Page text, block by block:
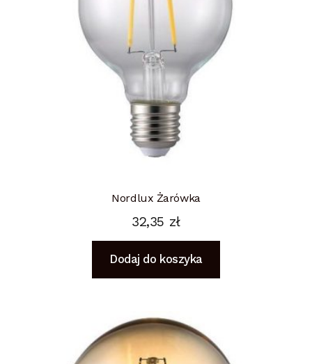
Nordlux Żarówka
32,35 zł
Dodaj do koszyka